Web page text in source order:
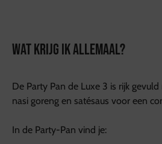
WAT KRIJG IK ALLEMAAL?
De Party Pan de Luxe 3 is rijk
nasi goreng en satésaus voor een
In de Party-Pan vind je: